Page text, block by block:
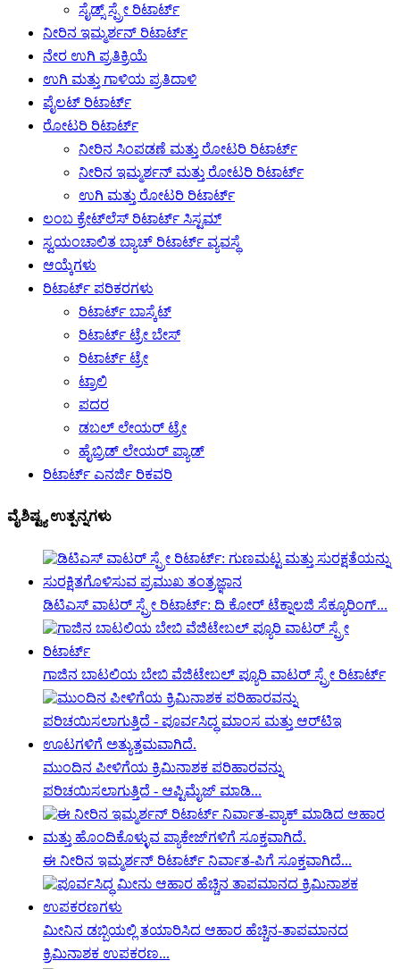
ಸೈಡ್ಸ್ ಸ್ಪ್ರೇ ರಿಟಾರ್ಟ್
ನೀರಿನ ಇಮ್ಮರ್ಶನ್ ರಿಟಾರ್ಟ್
ನೇರ ಉಗಿ ಪ್ರತಿಕ್ರಿಯೆ
ಉಗಿ ಮತ್ತು ಗಾಳಿಯ ಪ್ರತಿದಾಳಿ
ಪೈಲಟ್ ರಿಟಾರ್ಟ್
ರೋಟರಿ ರಿಟಾರ್ಟ್
ನೀರಿನ ಸಿಂಪಡಣೆ ಮತ್ತು ರೋಟರಿ ರಿಟಾರ್ಟ್
ನೀರಿನ ಇಮ್ಮರ್ಶನ್ ಮತ್ತು ರೋಟರಿ ರಿಟಾರ್ಟ್
ಉಗಿ ಮತ್ತು ರೋಟರಿ ರಿಟಾರ್ಟ್
ಲಂಬ ಕ್ರೇಟ್‌ಲೆಸ್ ರಿಟಾರ್ಟ್ ಸಿಸ್ಟಮ್
ಸ್ವಯಂಚಾಲಿತ ಬ್ಯಾಚ್ ರಿಟಾರ್ಟ್ ವ್ಯವಸ್ಥೆ
ಆಯ್ಕೆಗಳು
ರಿಟಾರ್ಟ್ ಪರಿಕರಗಳು
ರಿಟಾರ್ಟ್ ಬಾಸ್ಕೆಟ್
ರಿಟಾರ್ಟ್ ಟ್ರೇ ಬೇಸ್
ರಿಟಾರ್ಟ್ ಟ್ರೇ
ಟ್ರಾಲಿ
ಪದರ
ಡಬಲ್ ಲೇಯರ್ ಟ್ರೇ
ಹೈಬ್ರಿಡ್ ಲೇಯರ್ ಪ್ಯಾಡ್
ರಿಟಾರ್ಟ್ ಎನರ್ಜಿ ರಿಕವರಿ
ವೈಶಿಷ್ಟ್ಯ ಉತ್ಪನ್ನಗಳು
ಡಿಟಿಎಸ್ ವಾಟರ್ ಸ್ಪ್ರೇ ರಿಟಾರ್ಟ್: ದಿ ಕೋರ್ ಟೆಕ್ನಾಲಜಿ ಸೆಕ್ಯೂರಿಂಗ್...
ಗಾಜಿನ ಬಾಟಲಿಯ ಬೇಬಿ ವೆಜಿಟೇಬಲ್ ಪ್ಯೂರಿ ವಾಟರ್ ಸ್ಪ್ರೇ ರಿಟಾರ್ಟ್
ಮುಂದಿನ ಪೀಳಿಗೆಯ ಕ್ರಿಮಿನಾಶಕ ಪರಿಹಾರವನ್ನು
ಪರಿಚಯಿಸಲಾಗುತ್ತಿದೆ - ಆಪ್ಟಿಮೈಜ್ ಮಾಡಿ...
ಈ ನೀರಿನ ಇಮ್ಮರ್ಶನ್ ರಿಟಾರ್ಟ್ ನಿರ್ವಾತ-ಪಿಗೆ ಸೂಕ್ತವಾಗಿದೆ...
ಮೀನಿನ ಡಬ್ಬಿಯಲ್ಲಿ ತಯಾರಿಸಿದ ಆಹಾರ ಹೆಚ್ಚಿನ-ತಾಪಮಾನದ
ಕ್ರಿಮಿನಾಶಕ ಉಪಕರಣ...